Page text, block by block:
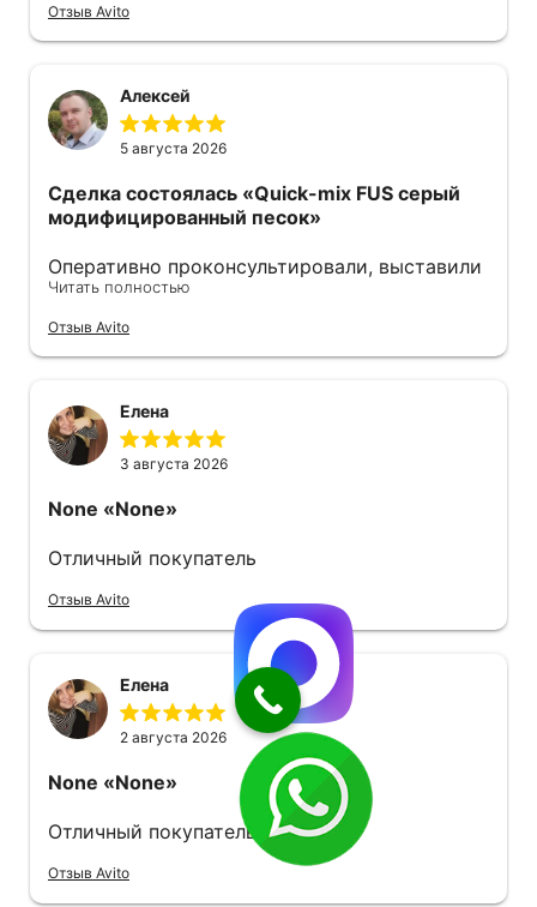
Советую 👍
Отзыв Avito
Алексей
5 августа 2026
Сделка состоялась «Quick-mix FUS серый
модифицированный песок»
Оперативно проконсультировали, выставили
счёт. Удобно оплачивать по qr-коду. На
пришлось подождать, правда, но песок
свежий. Советую.
Читать полностью
Отзыв Avito
Елена
3 августа 2026
None «None»
Отличный покупатель
Отзыв Avito
Елена
2 августа 2026
None «None»
Отличный покупатель
Отзыв Avito